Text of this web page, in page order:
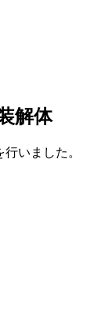
解体
いました。